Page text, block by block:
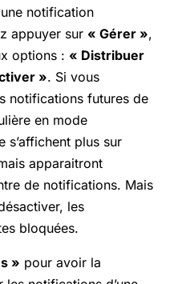
notification
appuyer sur « Gérer »,
options : « Distribuer
». Si vous
notifications futures de
en mode
s’affichent plus sur
apparaitront
de notifications. Mais
les
bloquées.
» pour avoir la